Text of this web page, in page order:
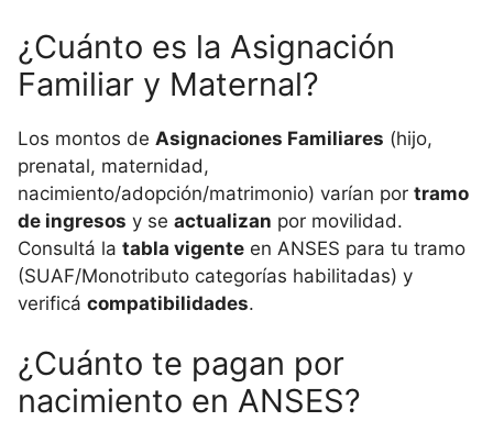
¿Cuánto es la Asignación
Familiar y Maternal?
Los montos de Asignaciones Familiares (hijo,
prenatal, maternidad,
nacimiento/adopción/matrimonio) varían por tramo
de ingresos y se actualizan por movilidad.
Consultá la tabla vigente en ANSES para tu tramo
(SUAF/Monotributo categorías habilitadas) y
verificá compatibilidades.
¿Cuánto te pagan por
nacimiento en ANSES?